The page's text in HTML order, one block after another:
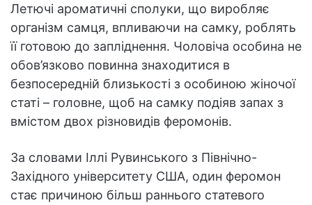
Летючі ароматичні сполуки, що виробляє
організм самця, впливаючи на самку, роблять
її готовою до запліднення. Чоловіча особина не
обов’язково повинна знаходитися в
безпосередній близькості з особиною жіночої
статі – головне, щоб на самку подіяв запах з
вмістом двох різновидів феромонів.
За словами Іллі Рувинського з Північно-
Західного університету США, один феромон
стає причиною більш раннього статевого